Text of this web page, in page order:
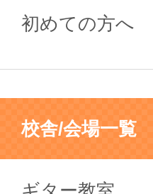
初めての方へ
校舎/会場一覧